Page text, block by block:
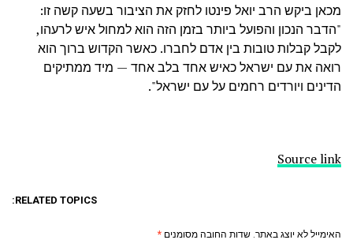
מכאן ביקש הרב יואל פינטו לחזק את הציבור בשעה קשה זו:
"הדבר הנכון והפועל ביותר בזמן הזה הוא למחול איש לרעהו,
לקבל קבלות טובות בין אדם לחברו. כאשר הקדוש ברוך הוא
רואה את עם ישראל כאיש אחד בלב אחד — מיד ממתיקים
הדינים ויורדים רחמים על עם ישראל".
Source link
RELATED TOPICS:
האימייל לא יוצג באתר. שדות החובה מסומנים *